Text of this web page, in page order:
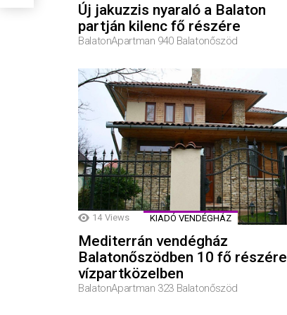
Új jakuzzis nyaraló a Balaton
partján kilenc fő részére
BalatonApartman 940 Balatonőszöd
14 Views KIADÓ VENDÉGHÁZ
Mediterrán vendégház
Balatonőszödben 10 fő részére
vízpartközelben
BalatonApartman 323 Balatonőszöd